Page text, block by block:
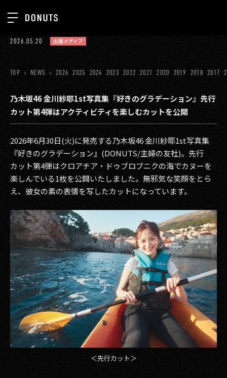
ジョブカン
ゲーム
ミクチャ
医療(CLIUS)
出版メディア
美少女図鑑
イベント
その他事業
2026
2025
2024
2023
2022
TOP
ABOUT
SERVICES
GROUP
RECRUIT
CONTACT
PRIVACY POLICY
2026.05.20 出版メディア
TOP NEWS 2026 2025 2024 2023 2022 2021 2020 2019 2018 2017
乃木坂46 金川紗耶1st写真集『好きのグラデーション』先行
カット第4弾はアクティビティを楽しむカットを公開
2026年6月30日(火)に発売する乃木坂46 金川紗耶1st写真集
『好きのグラデーション』(DONUTS/主婦の友社)。先行
カット第4弾はクロアチア・ドゥブロブニクの海でカヌーを
楽しんでいる1枚を公開いたしました。無邪気な笑顔をとら
え、彼女の素の表情を写したカットになっています。
＜先行カット＞